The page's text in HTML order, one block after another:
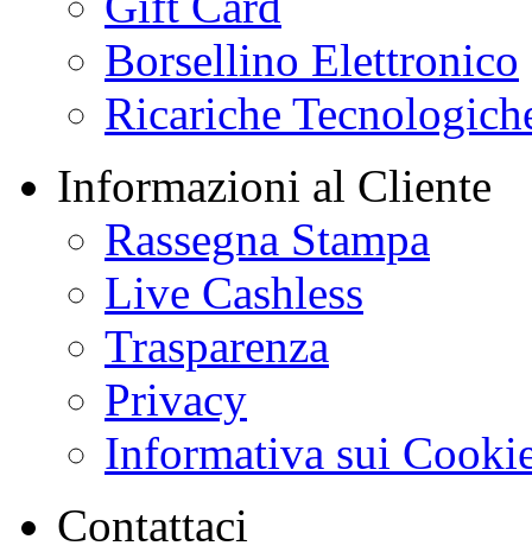
Borsellino Elettronico
Ricariche
Informazioni al Cliente
Rassegna Stampa
Live Cashless
Trasparenza
Privacy
Informativa sui
Contattaci